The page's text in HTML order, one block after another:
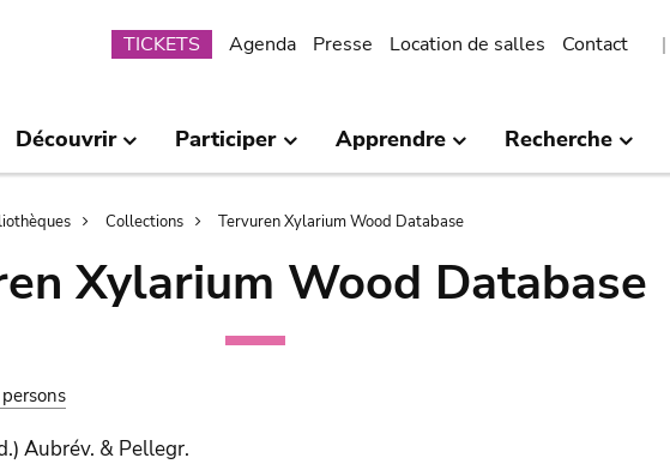
Submenu
TICKETS Agenda Presse Location de salles Contact
Découvrir Participer Apprendre Recherche
Collections Tervuren Xylarium Wood Database
Xylarium Wood Database
Aubrév. & Pellegr.